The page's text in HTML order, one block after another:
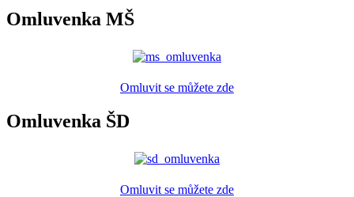
Omluvenka MŠ
Omluvit se můžete zde
Omluvenka ŠD
Omluvit se můžete zde